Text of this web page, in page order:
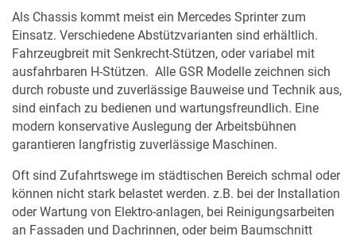
Als Chassis kommt meist ein Mercedes Sprinter zum
Einsatz. Verschiedene Abstützvarianten sind erhältlich.
Fahrzeugbreit mit Senkrecht-Stützen, oder variabel mit
ausfahrbaren H-Stützen. Alle GSR Modelle zeichnen sich
durch robuste und zuverlässige Bauweise und Technik aus,
sind einfach zu bedienen und wartungsfreundlich. Eine
modern konservative Auslegung der Arbeitsbühnen
garantieren langfristig zuverlässige Maschinen.
Oft sind Zufahrtswege im städtischen Bereich schmal oder
können nicht stark belastet werden. z.B. bei der Installation
oder Wartung von Elektro-anlagen, bei Reinigungsarbeiten
an Fassaden und Dachrinnen, oder beim Baumschnitt